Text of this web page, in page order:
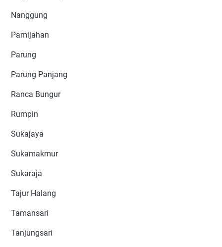
Nanggung
Pamijahan
Parung
Parung Panjang
Ranca Bungur
Rumpin
Sukajaya
Sukamakmur
Sukaraja
Tajur Halang
Tamansari
Tanjungsari